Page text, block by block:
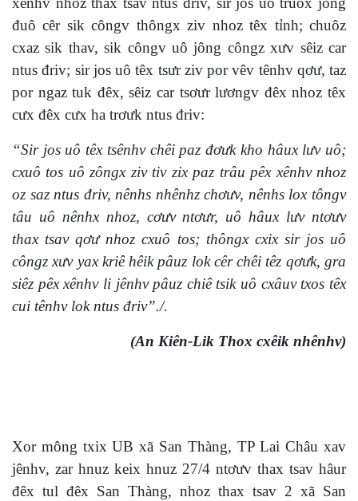
đuô cêr sik côngv thôngx ziv nhoz têx tỉnh; chuôz
cxaz sik thav, sik côngv uô jông côngz xưv sêiz car
ntus đriv; sir jos uô têx tsưr ziv por vêv tênhv qơư, taz
por ngaz tuk đêx, sêiz car tsơưr lươngv đêx nhoz têx
cưx đêx cưx ha trơưk ntus đriv:
“Sir jos uô têx tsênhv chêi paz đơưk kho hâux lưv uô;
cxuô tos uô zôngx ziv tiv zix paz trâu pêx xênhv nhoz
oz saz ntus đriv, nênhs nhênhz chơưv, nênhs lox tôngv
tâu uô nênhx nhoz, cơưv ntơưr, uô hâux lưv ntơưv
thax tsav qơư nhoz cxuô tos; thôngx cxix sir jos uô
côngz xưv yax kriê hêik pâuz lok cêr chêi têz qơưk, gra
siêz pêx xênhv li jênhv pâuz chiê tsik uô cxâuv txos têx
cui tênhv lok ntus đriv”./.
(An Kiên-Lik Thox cxêik nhênhv)
Xor mông txix UB xã San Thàng, TP Lai Châu xav
jênhv, zar hnuz keix hnuz 27/4 ntơưv thax tsav hâur
đêx tul đêx San Thàng, nhoz thax tsav 2 xã San